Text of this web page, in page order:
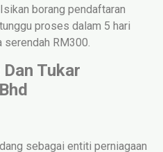
borang pendaftaran
proses dalam 5 hari
serendah RM300.
Tukar
sebagai entiti perniagaan